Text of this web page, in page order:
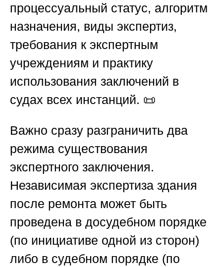
процессуальный статус, алгоритм
назначения, виды экспертиз,
требования к экспертным
учреждениям и практику
использования заключений в
судах всех инстанций. 📜
Важно сразу разграничить два
режима существования
экспертного заключения.
Независимая экспертиза здания
после ремонта может быть
проведена в досудебном порядке
(по инициативе одной из сторон)
либо в судебном порядке (по